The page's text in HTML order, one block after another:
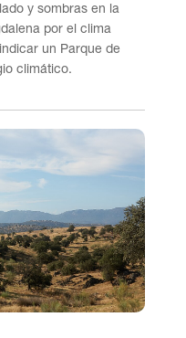
y sombras en la
por el clima
un Parque de
climático.